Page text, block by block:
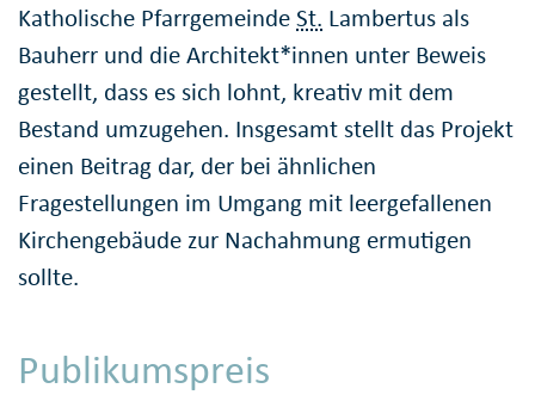
Katholische PfarrgemeindeSt. Lambertus als
Bauherr und die Architekt*innen unter Beweis
gestellt, dass es sich lohnt, kreativ mit dem
Bestand umzugehen. Insgesamt stellt das Projekt
einen Beitrag dar, der bei ähnlichen
Fragestellungen im Umgang mit leergefallenen
Kirchengebäude zur Nachahmung ermutigen
sollte.
Publikumspreis